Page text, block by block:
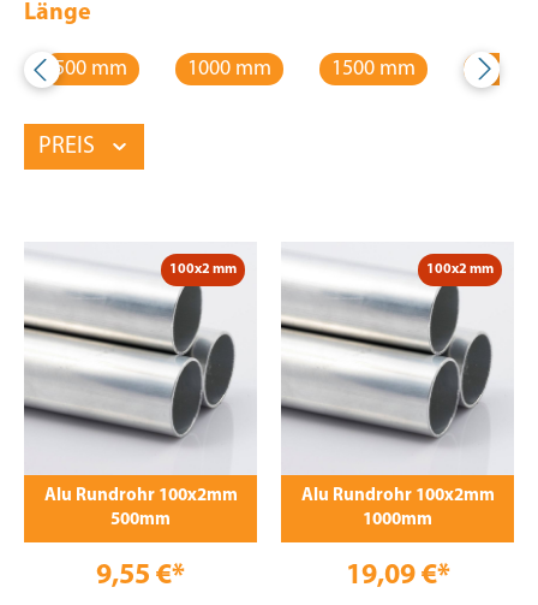
Länge
500 mm 1000 mm 1500 mm 2000
PREIS
100x2 mm
Alu Rundrohr 100x2mm
500mm
9,55 €*
100x2 mm
Alu Rundrohr 100x2mm
1000mm
19,09 €*